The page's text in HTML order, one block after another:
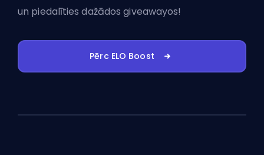
un piedalīties dažādos giveawayos!
Pērc ELO Boost